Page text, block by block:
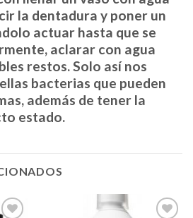
la dentadura y poner un
actuar hasta que se
aclarar con agua
restos. Solo así nos
bacterias que pueden
además de tener la
estado.